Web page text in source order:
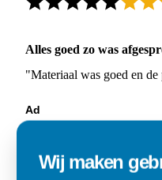
Alles goed zo was
"Materiaal was goed en
Ad
Wij maken